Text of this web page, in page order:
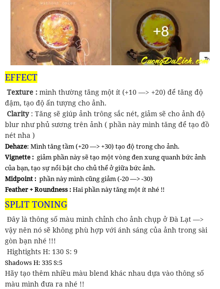
EFFECT
Texture : mình thường tăng một ít (+10 —> +20) để tăng độ
đậm, tạo độ ấn tượng cho ảnh.
Clarity : Tăng sẽ giúp ảnh trông sắc nét, giảm sẽ cho ảnh độ
blur như phủ sương trên ảnh ( phần này mình tăng để tạo đồ
nét nha )
Dehaze: Mình tăng tầm (+20 —> +30) tạo độ trong cho ảnh.
Vignette : giảm phần này sẽ tạo một vòng đen xung quanh bức ảnh
của bạn, tạo sự nổi bật cho chủ thể ở giữa bức ảnh.
Midpoint : phần này mình cũng giảm (-20 —> -30)
Feather + Roundness :Hai phần này tăng một ít nhé !!
SPLIT TONING
Đây là thông số màu mình chỉnh cho ảnh chụp ở Đà Lạt —>
vậy nên nó sẽ không phù hợp với ánh sáng của ảnh trong sài
gòn bạn nhé !!!
Hightights H: 130 S: 9
Shadows H: 335 S:5
Hãy tạo thêm nhiều màu blend khác nhau dựa vào thông số
màu mình đưa ra nhé !!